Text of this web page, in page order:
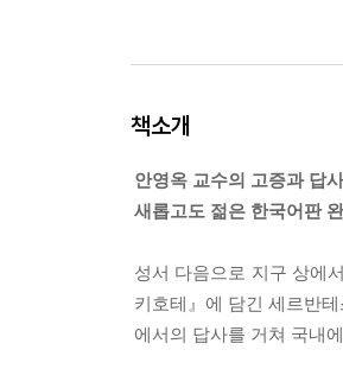
책소개
안영옥 교수의 고증과 답
새롭고도 젊은 한국어판
성서 다음으로 지구 상에
키호테』에 담긴 세르반
에서의 답사를 거쳐 국내